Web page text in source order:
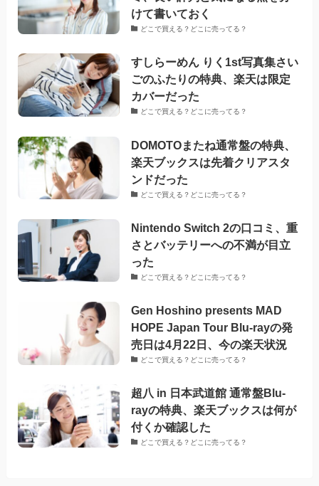
けて書いておく
どこで買える？どこに売ってる？
すしらーめん りく1st写真集さい
ごのふたりの特典、楽天は限定
カバーだった
どこで買える？どこに売ってる？
DOMOTOまたね通常盤の特典、
楽天ブックスは先着クリアスタ
ンドだった
どこで買える？どこに売ってる？
Nintendo Switch 2の口コミ、重
さとバッテリーへの不満が目立
った
どこで買える？どこに売ってる？
Gen Hoshino presents MAD
HOPE Japan Tour Blu-rayの発
売日は4月22日、今の楽天状況
どこで買える？どこに売ってる？
超八 in 日本武道館 通常盤Blu-
rayの特典、楽天ブックスは何が
付くか確認した
どこで買える？どこに売ってる？